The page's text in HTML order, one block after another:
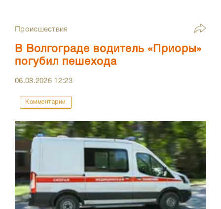
Происшествия
В Волгограде водитель «Приоры»
погубил пешехода
06.08.2026 12:23
Комментарии